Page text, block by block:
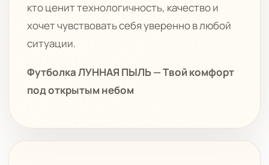
кто ценит технологичность, качество и
хочет чувствовать себя уверенно в любой
ситуации.
Футболка ЛУННАЯ ПЫЛЬ — Твой комфорт
под открытым небом